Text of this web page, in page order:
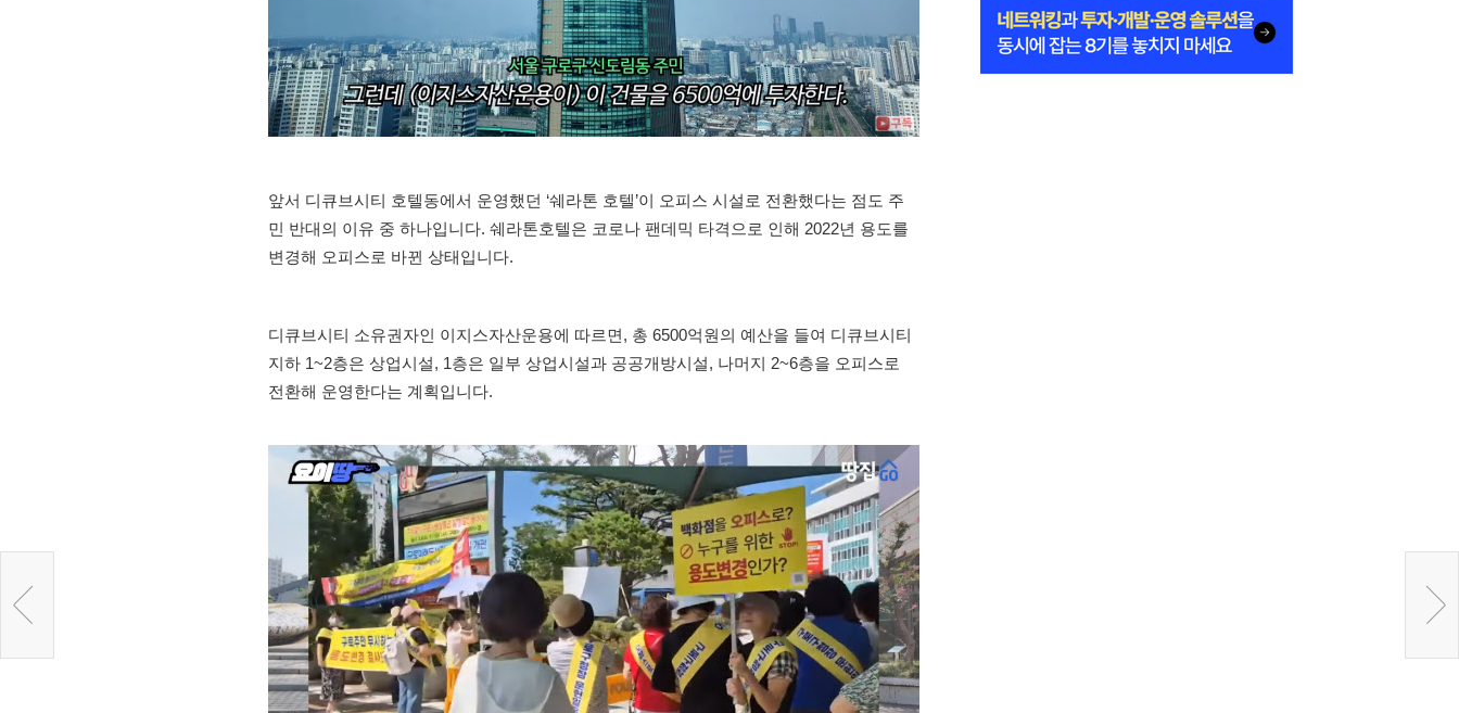
앞서 디큐브시티 호텔동에서 운영했던 ‘쉐라톤 호텔’이 오피스 시설로 전환했다는 점도 주
민 반대의 이유 중 하나입니다. 쉐라톤호텔은 코로나 팬데믹 타격으로 인해 2022년 용도를
변경해 오피스로 바뀐 상태입니다.
디큐브시티 소유권자인 이지스자산운용에 따르면, 총 6500억원의 예산을 들여 디큐브시티
지하 1~2층은 상업시설, 1층은 일부 상업시설과 공공개방시설, 나머지 2~6층을 오피스로
전환해 운영한다는 계획입니다.